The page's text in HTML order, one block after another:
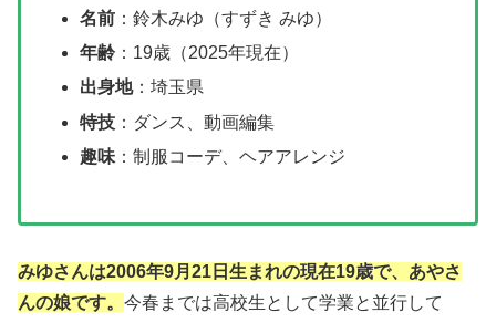
名前 ：鈴木みゆ（すずき みゆ）
年齢 ：19歳（2025年現在）
出身地：埼玉県
特技 ：ダンス、動画編集
趣味 ：制服コーデ、ヘアアレンジ
みゆさんは2006年9月21日生まれの現在19歳で、あやさ
んの娘です。 今春までは高校生として学業と並行して